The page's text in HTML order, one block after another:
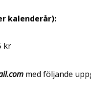
kalenderår):
kr
med följande